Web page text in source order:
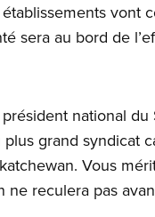
vont
sera au bord de
national
grand syndicat
Vous
ne reculera pas